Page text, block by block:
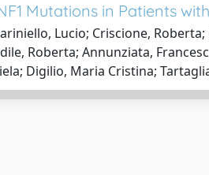
Mutations in Patients
Lucio; Criscione,
Roberta; Annunziata,
Digilio, Maria Cristina;